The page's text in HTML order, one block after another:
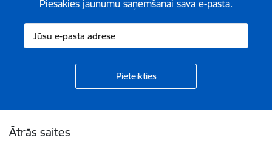
Piesakies jaunumu saņemšanai savā e-pastā.
Ātrās saites